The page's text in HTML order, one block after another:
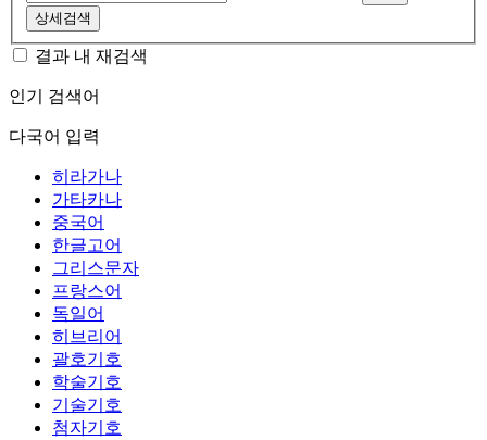
상세검색
결과 내 재검색
인기 검색어
다국어 입력
히라가나
가타카나
중국어
한글고어
그리스문자
프랑스어
독일어
히브리어
괄호기호
학술기호
기술기호
첨자기호